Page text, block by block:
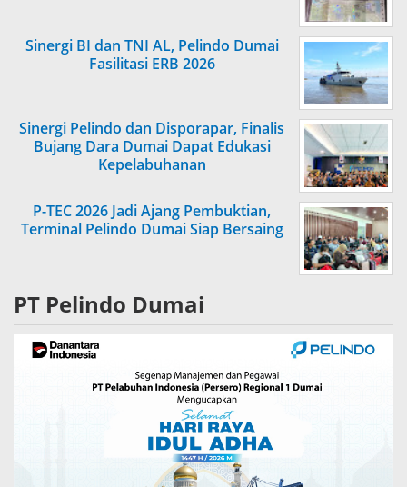
Sinergi BI dan TNI AL, Pelindo Dumai
Fasilitasi ERB 2026
Sinergi Pelindo dan Disporapar, Finalis
Bujang Dara Dumai Dapat Edukasi
Kepelabuhanan
P-TEC 2026 Jadi Ajang Pembuktian,
Terminal Pelindo Dumai Siap Bersaing
PT Pelindo Dumai